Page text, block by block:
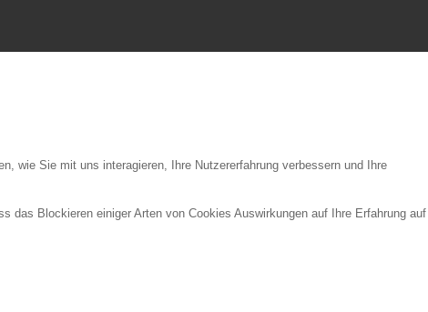
wie Sie mit uns interagieren, Ihre Nutzererfahrung verbessern und Ihre
das Blockieren einiger Arten von Cookies Auswirkungen auf Ihre Erfahrung auf